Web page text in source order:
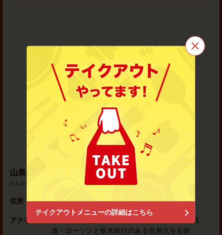
テイクアウトメニューの詳細はこちら
地図アプリで見る
山泉楼
さんせんろう
住所 栃木県宇都宮市東宿郷３-3-3
アクセス
JR宇都宮駅徒歩10分。ＪＲ東口から大通りを直
進・ローソンと栃木銀行のある交差点を右折
この店舗情報をシェアする
山泉楼
栃木県宇都宮市東宿郷３-3-3
https://sansenro.owst.jp/
お店情報をコピー
閉じる